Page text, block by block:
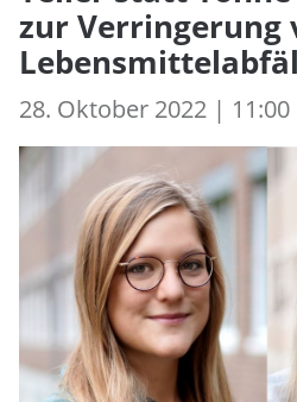
zur Verringerung
28. Oktober 2022 |